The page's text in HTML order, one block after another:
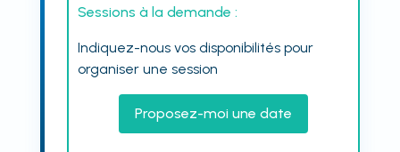
Sessions à la demande :
Indiquez-nous vos disponibilités pour
organiser une session
Proposez-moi une date